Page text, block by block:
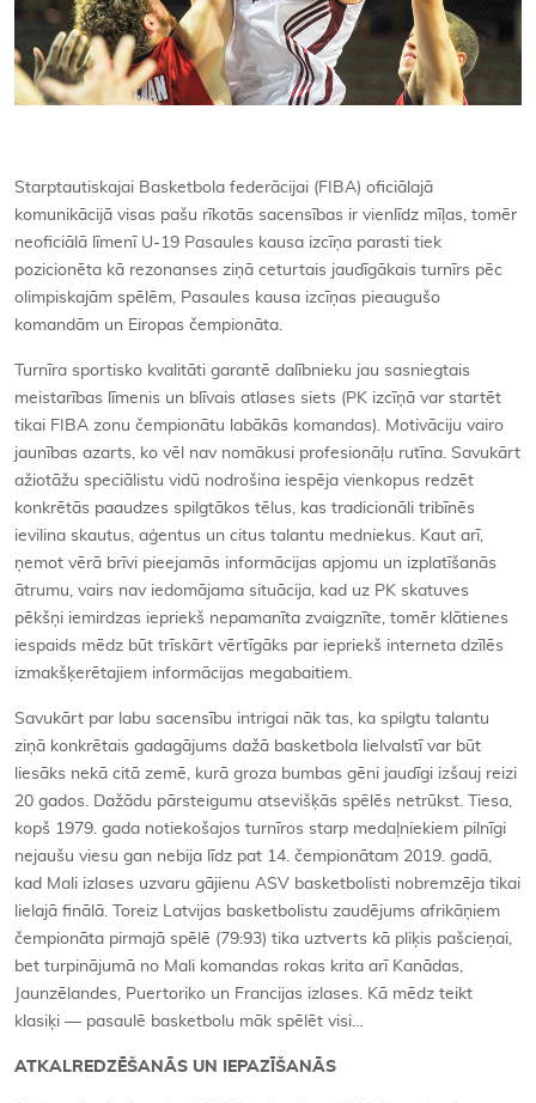
Starptautiskajai Basketbola federācijai (FIBA) oficiālajā
komunikācijā visas pašu rīkotās sacensības ir vienlīdz mīļas, tomēr
neoficiālā līmenī U-19 Pasaules kausa izcīņa parasti tiek
pozicionēta kā rezonanses ziņā ceturtais jaudīgākais turnīrs pēc
olimpiskajām spēlēm, Pasaules kausa izcīņas pieaugušo
komandām un Eiropas čempionāta.
Turnīra sportisko kvalitāti garantē dalībnieku jau sasniegtais
meistarības līmenis un blīvais atlases siets (PK izcīņā var startēt
tikai FIBA zonu čempionātu labākās komandas). Motivāciju vairo
jaunības azarts, ko vēl nav nomākusi profesionāļu rutīna. Savukārt
ažiotāžu speciālistu vidū nodrošina iespēja vienkopus redzēt
konkrētās paaudzes spilgtākos tēlus, kas tradicionāli tribīnēs
ievilina skautus, aģentus un citus talantu medniekus. Kaut arī,
ņemot vērā brīvi pieejamās informācijas apjomu un izplatīšanās
ātrumu, vairs nav iedomājama situācija, kad uz PK skatuves
pēkšņi iemirdzas iepriekš nepamanīta zvaigznīte, tomēr klātienes
iespaids mēdz būt trīskārt vērtīgāks par iepriekš interneta dzīlēs
izmakšķerētajiem informācijas megabaitiem.
Savukārt par labu sacensību intrigai nāk tas, ka spilgtu talantu
ziņā konkrētais gadagājums dažā basketbola lielvalstī var būt
liesāks nekā citā zemē, kurā groza bumbas gēni jaudīgi izšauj reizi
20 gados. Dažādu pārsteigumu atsevišķās spēlēs netrūkst. Tiesa,
kopš 1979. gada notiekošajos turnīros starp medaļniekiem pilnīgi
nejaušu viesu gan nebija līdz pat 14. čempionātam 2019. gadā,
kad Mali izlases uzvaru gājienu ASV basketbolisti nobremzēja tikai
lielajā finālā. Toreiz Latvijas basketbolistu zaudējums afrikāņiem
čempionāta pirmajā spēlē (79:93) tika uztverts kā pliķis pašcieņai,
bet turpinājumā no Mali komandas rokas krita arī Kanādas,
Jaunzēlandes, Puertoriko un Francijas izlases. Kā mēdz teikt
klasiķi — pasaulē basketbolu māk spēlēt visi…
ATKALREDZĒŠANĀS UN IEPAZĪŠANĀS